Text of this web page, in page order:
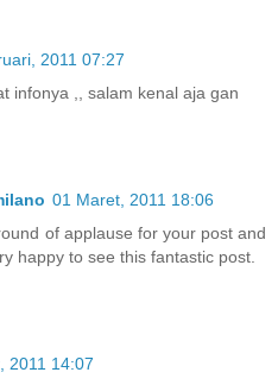
2011 07:27
infonya ,, salam kenal aja gan
01 Maret, 2011 18:06
of applause for your post and
happy to see this fantastic post.
2011 14:07